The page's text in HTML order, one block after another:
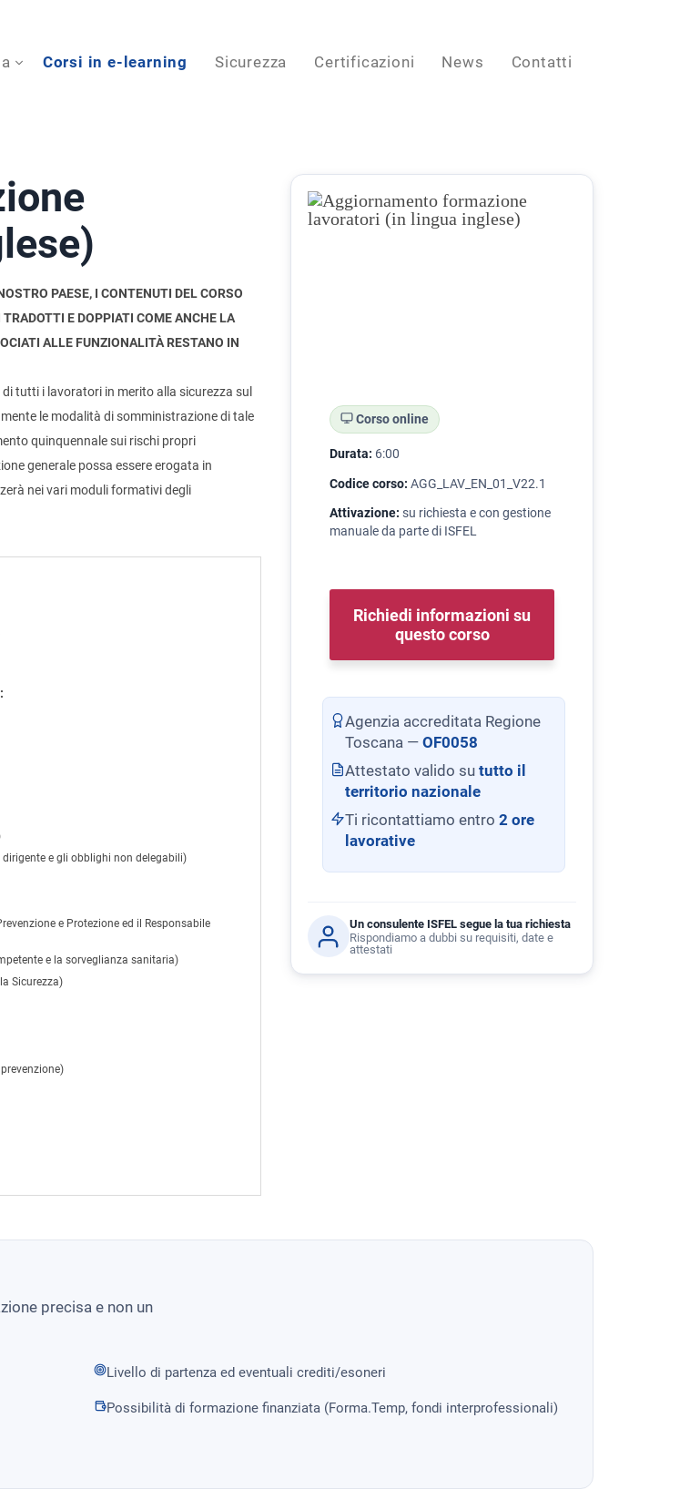
Corsi in e-learning Sicurezza Certificazioni News Contatti
PAESE, I CONTENUTI DEL CORSO
E DOPPIATI COME ANCHE LA
ALLE FUNZIONALITÀ RESTANO IN
tutti i lavoratori in merito alla sicurezza sul
le modalità di somministrazione di tale
quinquennale sui rischi propri
generale possa essere erogata in
nei vari moduli formativi degli
dirigente e gli obblighi non delegabili)
e Protezione ed il Responsabile
e la sorveglianza sanitaria)
Sicurezza)
Corso online
Durata: 6:00
Codice corso: AGG_LAV_EN_01_V22.1
Attivazione: su richiesta e con gestione
manuale da parte di ISFEL
Richiedi informazioni su
questo corso
Agenzia accreditata Regione
Toscana —OF0058
Attestato valido sututto il
territorio nazionale
Ti ricontattiamo entro2 ore
lavorative
Un consulente ISFEL segue la tua richiesta
Rispondiamo a dubbi su requisiti, date e
attestati
precisa e non un
Livello di partenza ed eventuali crediti/esoneri
Possibilità di formazione finanziata (Forma.Temp, fondi interprofessionali)